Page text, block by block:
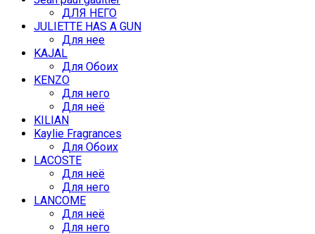
ДЛЯ НЕГО
JULIETTE HAS A GUN
Для нее
KAJAL
Для Обоих
KENZO
Для него
Для неё
KILIAN
Kaylie Fragrances
Для Обоих
LACOSTE
Для неё
Для него
LANCOME
Для неё
Для него